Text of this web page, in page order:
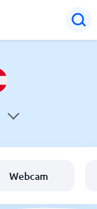
Webcam